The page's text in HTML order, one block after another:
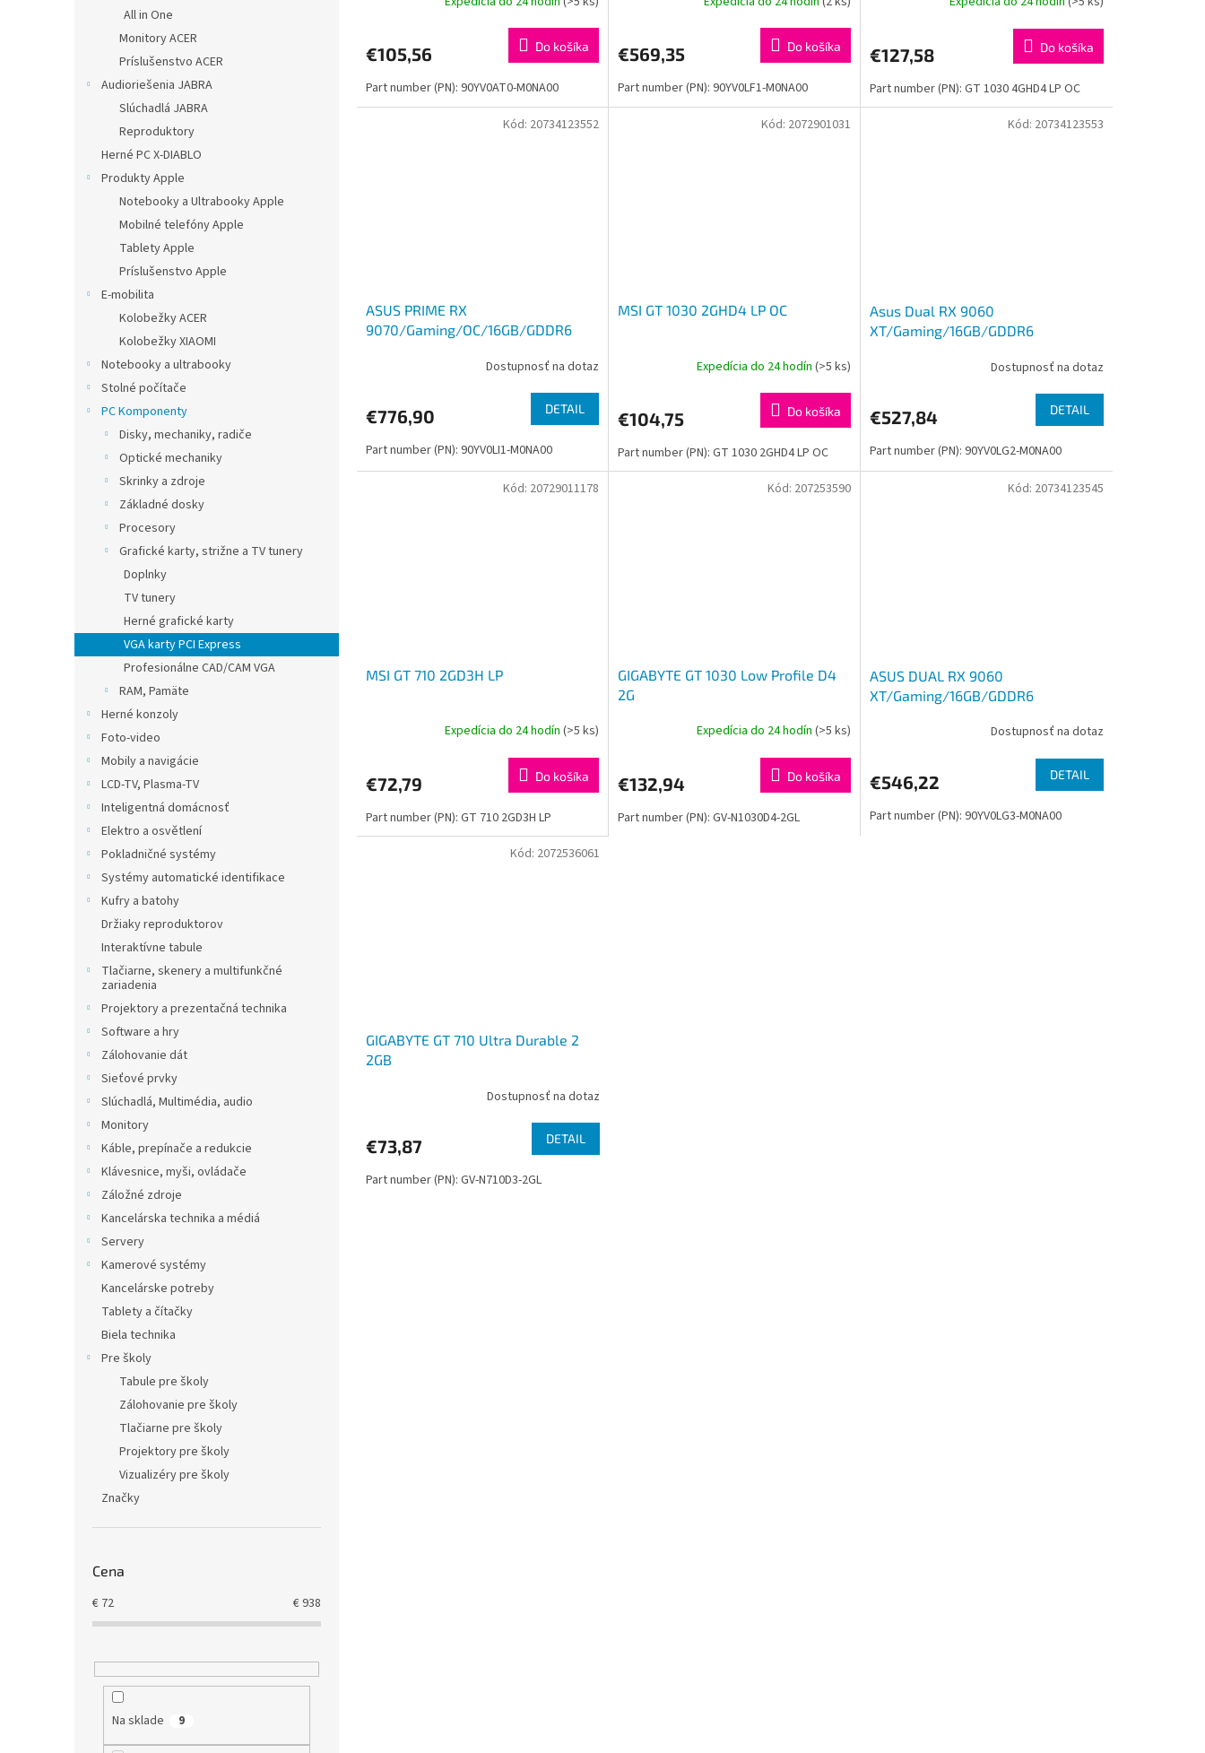
All in One
Monitory ACER
Príslušenstvo ACER
Audioriešenia JABRA
Slúchadlá JABRA
Reproduktory
Herné PC X-DIABLO
Produkty Apple
Notebooky a Ultrabooky Apple
Mobilné telefóny Apple
Tablety Apple
Príslušenstvo Apple
E-mobilita
Kolobežky ACER
Kolobežky XIAOMI
Notebooky a ultrabooky
Stolné počítače
PC Komponenty
Disky, mechaniky, radiče
Optické mechaniky
Skrinky a zdroje
Základné dosky
Procesory
Grafické karty, strižne a TV tunery
Doplnky
TV tunery
Herné grafické karty
VGA karty PCI Express
Profesionálne CAD/CAM VGA
RAM, Pamäte
Herné konzoly
Foto-video
Mobily a navigácie
LCD-TV, Plasma-TV
Inteligentná domácnosť
Elektro a osvětlení
Pokladničné systémy
Systémy automatické identifikace
Kufry a batohy
Držiaky reproduktorov
Interaktívne tabule
Tlačiarne, skenery a multifunkčné
zariadenia
Projektory a prezentačná technika
Software a hry
Zálohovanie dát
Sieťové prvky
Slúchadlá, Multimédia, audio
Monitory
Káble, prepínače a redukcie
Klávesnice, myši, ovládače
Záložné zdroje
Kancelárska technika a médiá
Servery
Kamerové systémy
Kancelárske potreby
Tablety a čítačky
Biela technika
Pre školy
Tabule pre školy
Zálohovanie pre školy
Tlačiarne pre školy
Projektory pre školy
Vizualizéry pre školy
Značky
Cena
€ 72 €938
Na sklade 9
€105,56 Do košíka
Part number (PN): 90YV0AT0-M0NA00
€569,35 Do košíka
Part number (PN): 90YV0LF1-M0NA00
€127,58 Do košíka
Part number (PN): GT 1030 4GHD4 LP OC
ASUS PRIME RX
9070/Gaming/OC/16GB/GDDR6
Dostupnosť na dotaz
€776,90 DETAIL
Part number (PN): 90YV0LI1-M0NA00
Kód: 20734123552
MSI GT 1030 2GHD4 LP OC
Expedícia do 24 hodín (>5 ks)
€104,75 Do košíka
Part number (PN): GT 1030 2GHD4 LP OC
Kód: 2072901031
Asus Dual RX 9060
XT/Gaming/16GB/GDDR6
Dostupnosť na dotaz
€527,84 DETAIL
Part number (PN): 90YV0LG2-M0NA00
Kód: 20734123553
MSI GT 710 2GD3H LP
Expedícia do 24 hodín (>5 ks)
€72,79 Do košíka
Part number (PN): GT 710 2GD3H LP
Kód: 20729011178
GIGABYTE GT 1030 Low Profile D4
2G
Expedícia do 24 hodín (>5 ks)
€132,94 Do košíka
Part number (PN): GV-N1030D4-2GL
Kód: 207253590
ASUS DUAL RX 9060
XT/Gaming/16GB/GDDR6
Dostupnosť na dotaz
€546,22 DETAIL
Part number (PN): 90YV0LG3-M0NA00
Kód: 20734123545
GIGABYTE GT 710 Ultra Durable 2
2GB
Dostupnosť na dotaz
€73,87 DETAIL
Part number (PN): GV-N710D3-2GL
Kód: 2072536061